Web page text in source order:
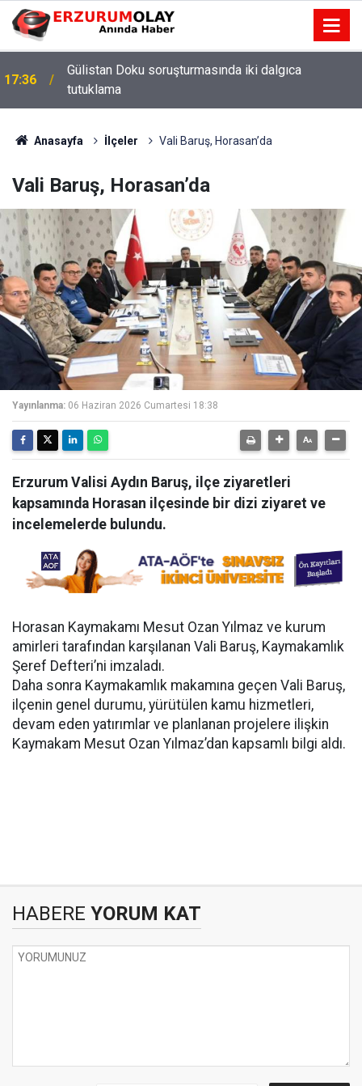
17:36
Gülistan Doku soruşturmasında iki dalgıca
tutuklama
12:29
Anasayfa İlçeler Vali Baruş, Horasan’da
Vali Baruş, Horasan’da
Yayınlanma: 06 Haziran 2026 Cumartesi 18:38
Erzurum Valisi Aydın Baruş, ilçe ziyaretleri
kapsamında Horasan ilçesinde bir dizi ziyaret ve
incelemelerde bulundu.
Horasan Kaymakamı Mesut Ozan Yılmaz ve kurum
amirleri tarafından karşılanan Vali Baruş, Kaymakamlık
Şeref Defteri’ni imzaladı.
Daha sonra Kaymakamlık makamına geçen Vali Baruş,
ilçenin genel durumu, yürütülen kamu hizmetleri,
devam eden yatırımlar ve planlanan projelere ilişkin
Kaymakam Mesut Ozan Yılmaz’dan kapsamlı bilgi aldı.
HABERE YORUM KAT